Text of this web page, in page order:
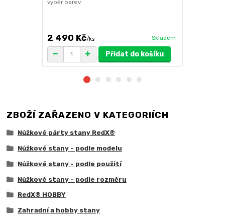
výběr barev
2 490 Kč/ks Skladem
Přidat do košíku
ZBOŽÍ ZAŘAZENO V KATEGORIÍCH
Nůžkové párty stany RedX®
Nůžkové stany - podle modelu
Nůžkové stany - podle použití
Nůžkové stany - podle rozměru
RedX® HOBBY
Zahradní a hobby stany